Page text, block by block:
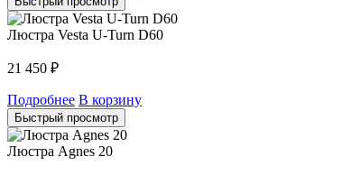
Люстра Vesta U-Turn D60
21 450 ₽
Подробнее В корзину
Быстрый просмотр
Люстра Agnes 20